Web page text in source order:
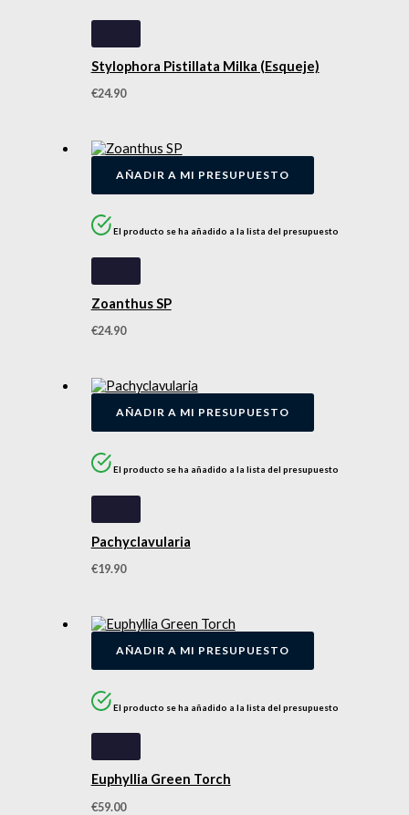
Stylophora Pistillata Milka (Esqueje)
€24.90
AÑADIR A MI PRESUPUESTO
El producto se ha añadido a la lista del presupuesto
Zoanthus SP
€24.90
AÑADIR A MI PRESUPUESTO
El producto se ha añadido a la lista del presupuesto
Pachyclavularia
€19.90
AÑADIR A MI PRESUPUESTO
El producto se ha añadido a la lista del presupuesto
Euphyllia Green Torch
€59.00